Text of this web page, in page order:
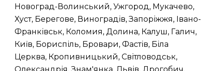
Новоград-Волинський, Ужгород, Мукачево,
Хуст, Берегове, Виноградів, Запоріжжя, Івано-
Франківськ, Коломия, Долина, Калуш, Галич,
Київ, Бориспіль, Бровари, Фастів, Біла
Церква, Кропивницький, Світловодськ,